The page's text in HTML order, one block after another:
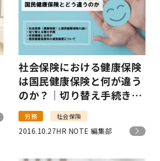
社会保険における健康保険
は国民健康保険と何が違う
のか？｜切り替え手続きに
ついてもご紹介！
労務 社会保険
2016.10.27HR NOTE 編集部